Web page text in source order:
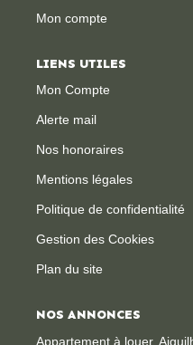
Mon compte
LIENS UTILES
Mon Compte
Alerte mail
Nos honoraires
Mentions légales
Politique de confidentialité
Gestion des Cookies
Plan du site
NOS ANNONCES
Appartement à louer,